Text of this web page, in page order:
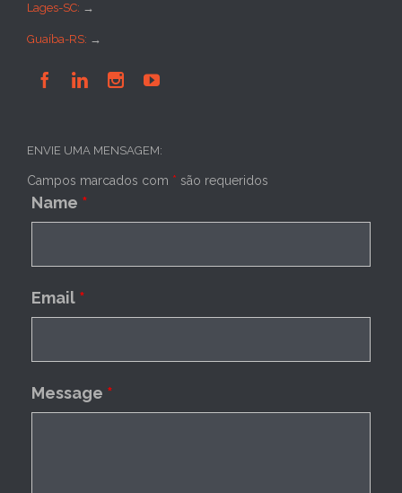
Lages-SC: →
Guaíba-RS: →
   
ENVIE UMA MENSAGEM:
Campos marcados com * são requeridos
Name *
Email *
Message *